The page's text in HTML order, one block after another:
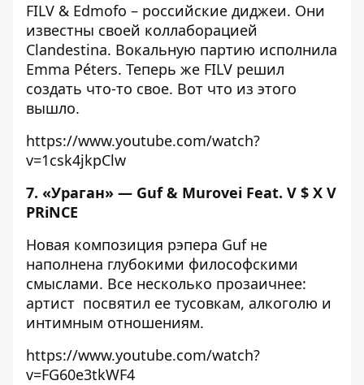
FILV & Edmofo – российские диджеи. Они
известны своей коллаборацией
Clandestina. Вокальную партию исполнила
Emma Péters. Теперь же FILV решил
создать что-то свое. Вот что из этого
вышло.
https://www.youtube.com/watch?
v=1csk4jkpClw
7. «Ураган» — Guf & Murovei Feat. V $ X V
PRiNCE
Новая композиция рэпера Guf не
наполнена глубокими философскими
смыслами. Все несколько прозаичнее:
артист посвятил ее тусовкам, алкоголю и
интимным отношениям.
https://www.youtube.com/watch?
v=FG60e3tkWF4